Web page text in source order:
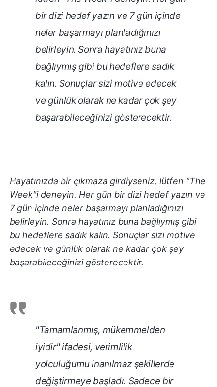
bir dizi hedef yazın ve 7 gün içinde
neler başarmayı planladığınızı
belirleyin. Sonra hayatınız buna
bağlıymış gibi bu hedeflere sadık
kalın. Sonuçlar sizi motive edecek
ve günlük olarak ne kadar çok şey
başarabileceğinizi gösterecektir.
Hayatınızda bir çıkmaza girdiyseniz, lütfen "The
Week"i deneyin. Her gün bir dizi hedef yazın ve
7 gün içinde neler başarmayı planladığınızı
belirleyin. Sonra hayatınız buna bağlıymış gibi
bu hedeflere sadık kalın. Sonuçlar sizi motive
edecek ve günlük olarak ne kadar çok şey
başarabileceğinizi gösterecektir.
"Tamamlanmış, mükemmelden
iyidir" ifadesi, verimlilik
yolculuğumu inanılmaz şekillerde
değiştirmeye başladı. Sadece bir